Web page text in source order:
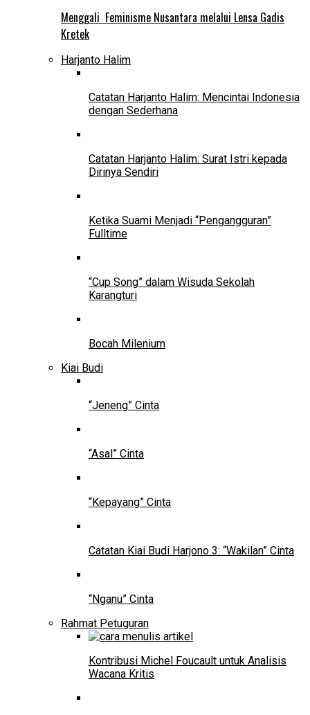
Menggali Feminisme Nusantara melalui Lensa Gadis
Kretek
Harjanto Halim
Catatan Harjanto Halim: Mencintai Indonesia
dengan Sederhana
Catatan Harjanto Halim: Surat Istri kepada
Dirinya Sendiri
Ketika Suami Menjadi “Pengangguran”
Fulltime
“Cup Song” dalam Wisuda Sekolah
Karangturi
Bocah Milenium
Kiai Budi
“Jeneng” Cinta
“Asal” Cinta
“Kepayang” Cinta
Catatan Kiai Budi Harjono 3: “Wakilan” Cinta
“Nganu” Cinta
Rahmat Petuguran
Kontribusi Michel Foucault untuk Analisis
Wacana Kritis